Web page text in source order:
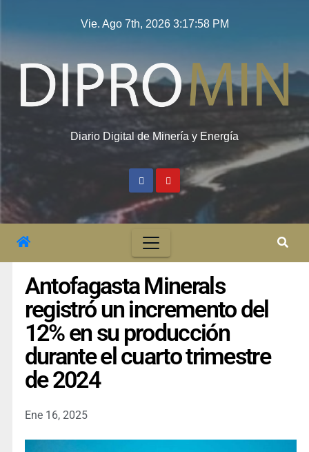
Vie. Ago 7th, 2026 3:17:59 PM
Diario Digital de Minería y Energía
Antofagasta Minerals
registró un incremento del
12% en su producción
durante el cuarto trimestre
de 2024
Ene 16, 2025